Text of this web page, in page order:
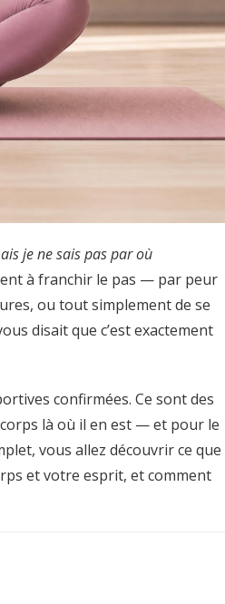
je ne sais pas par où
à franchir le pas — par peur
ou tout simplement de se
disait que c’est exactement
confirmées. Ce sont des
là où il en est — et pour le
vous allez découvrir ce que
et votre esprit, et comment